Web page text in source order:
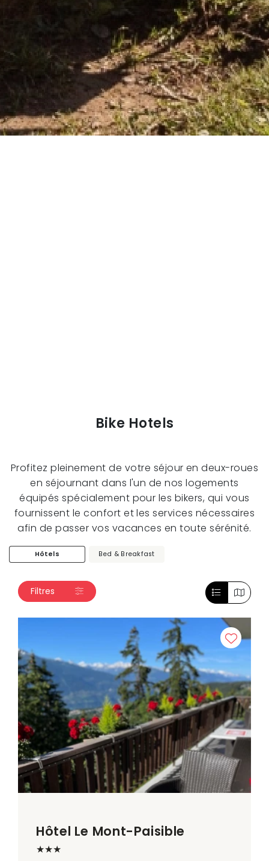
Bike Hotels
Profitez pleinement de votre séjour en deux-roues
en séjournant dans l'un de nos logements
équipés spécialement pour les bikers, qui vous
fournissent le confort et les services nécessaires
afin de passer vos vacances en toute sérénité.
Hôtels Bed & Breakfast
Filtres
Hôtel Le Mont-Paisible
★★★